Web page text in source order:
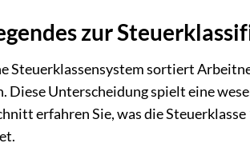
zur
Steuerklassensystem sortiert
Diese Unterscheidung spielt eine
erfahren Sie, was die